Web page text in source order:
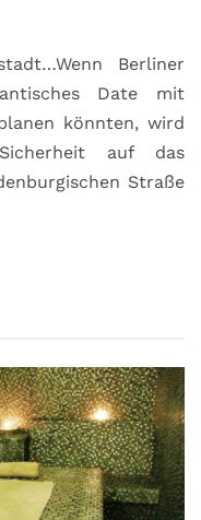
Berliner
Date mit
könnten, wird
auf das
Straße